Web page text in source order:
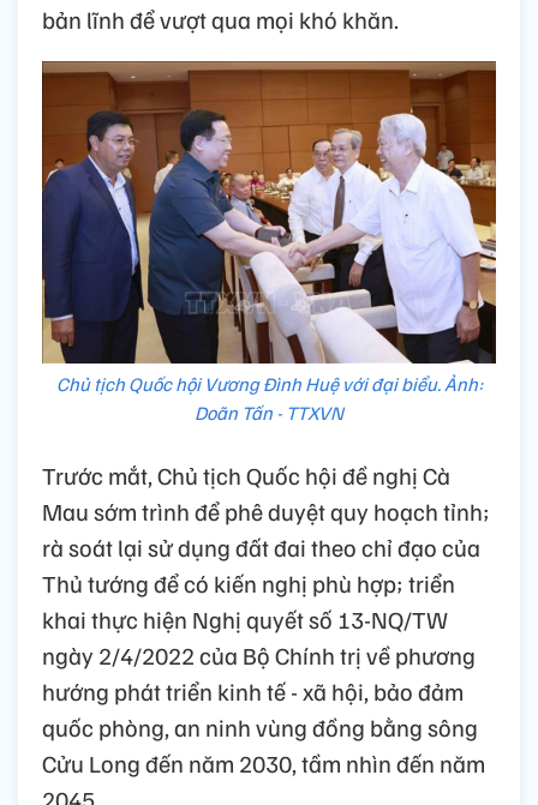
bản lĩnh để vượt qua mọi khó khăn.
Chủ tịch Quốc hội Vương Đình Huệ với đại biểu. Ảnh:
Doãn Tấn - TTXVN
Trước mắt, Chủ tịch Quốc hội đề nghị Cà
Mau sớm trình để phê duyệt quy hoạch tỉnh;
rà soát lại sử dụng đất đai theo chỉ đạo của
Thủ tướng để có kiến nghị phù hợp; triển
khai thực hiện Nghị quyết số 13-NQ/TW
ngày 2/4/2022 của Bộ Chính trị về phương
hướng phát triển kinh tế - xã hội, bảo đảm
quốc phòng, an ninh vùng đồng bằng sông
Cửu Long đến năm 2030, tầm nhìn đến năm
2045.